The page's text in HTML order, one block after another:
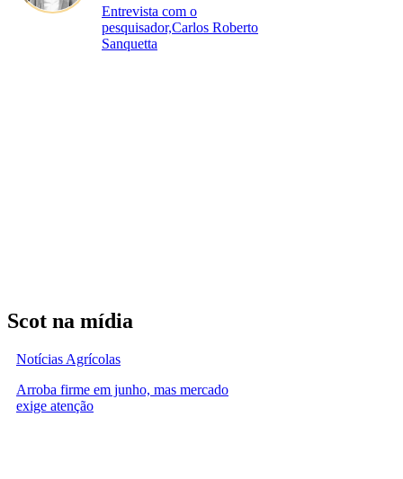
Entrevista com o
pesquisador,Carlos Roberto
Sanquetta
Scot na mídia
Notícias Agrícolas
Arroba firme em junho, mas mercado
exige atenção